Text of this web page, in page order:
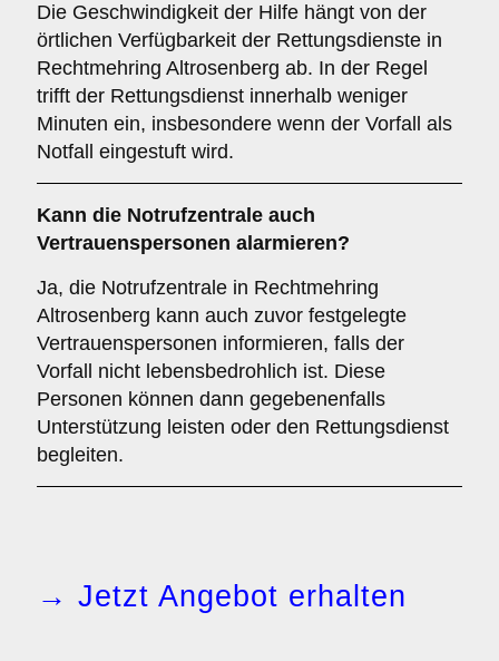
Die Geschwindigkeit der Hilfe hängt von der
örtlichen Verfügbarkeit der Rettungsdienste in
Rechtmehring Altrosenberg ab. In der Regel
trifft der Rettungsdienst innerhalb weniger
Minuten ein, insbesondere wenn der Vorfall als
Notfall eingestuft wird.
Kann die Notrufzentrale auch
Vertrauenspersonen alarmieren?
Ja, die Notrufzentrale in Rechtmehring
Altrosenberg kann auch zuvor festgelegte
Vertrauenspersonen informieren, falls der
Vorfall nicht lebensbedrohlich ist. Diese
Personen können dann gegebenenfalls
Unterstützung leisten oder den Rettungsdienst
begleiten.
→ Jetzt Angebot erhalten